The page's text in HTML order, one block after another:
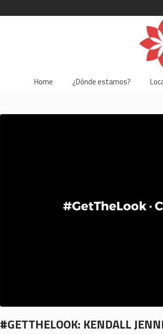
Home ¿Dónde estamos?
#GETTHELOOK: KENDALL